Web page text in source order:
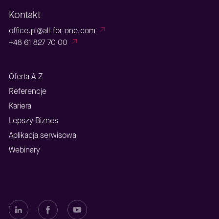
Kontakt
office.pl@all-for-one.com
+48 61 827 70 00
Oferta A-Z
Referencje
Kariera
Lepszy Biznes
Aplikacja serwisowa
Webinary